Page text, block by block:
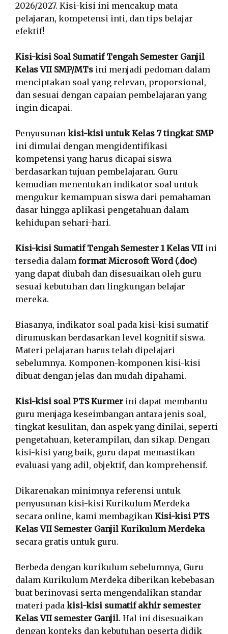
2026/2027. Kisi-kisi ini mencakup mata
pelajaran, kompetensi inti, dan tips belajar
efektif!
Kisi-kisi Soal Sumatif Tengah Semester Ganjil
Kelas VII SMP/MTs ini menjadi pedoman dalam
menciptakan soal yang relevan, proporsional,
dan sesuai dengan capaian pembelajaran yang
ingin dicapai.
Penyusunan kisi-kisi untuk Kelas 7 tingkat SMP
ini dimulai dengan mengidentifikasi
kompetensi yang harus dicapai siswa
berdasarkan tujuan pembelajaran. Guru
kemudian menentukan indikator soal untuk
mengukur kemampuan siswa dari pemahaman
dasar hingga aplikasi pengetahuan dalam
kehidupan sehari-hari.
Kisi-kisi Sumatif Tengah Semester 1 Kelas VII ini
tersedia dalam format Microsoft Word (.doc)
yang dapat diubah dan disesuaikan oleh guru
sesuai kebutuhan dan lingkungan belajar
mereka.
Biasanya, indikator soal pada kisi-kisi sumatif
dirumuskan berdasarkan level kognitif siswa.
Materi pelajaran harus telah dipelajari
sebelumnya. Komponen-komponen kisi-kisi
dibuat dengan jelas dan mudah dipahami.
Kisi-kisi soal PTS Kurmer ini dapat membantu
guru menjaga keseimbangan antara jenis soal,
tingkat kesulitan, dan aspek yang dinilai, seperti
pengetahuan, keterampilan, dan sikap. Dengan
kisi-kisi yang baik, guru dapat memastikan
evaluasi yang adil, objektif, dan komprehensif.
Dikarenakan minimnya referensi untuk
penyusunan kisi-kisi Kurikulum Merdeka
secara online, kami membagikan Kisi-kisi PTS
Kelas VII Semester Ganjil Kurikulum Merdeka
secara gratis untuk guru.
Berbeda dengan kurikulum sebelumnya, Guru
dalam Kurikulum Merdeka diberikan kebebasan
buat berinovasi serta mengendalikan standar
materi pada kisi-kisi sumatif akhir semester
Kelas VII semester Ganjil. Hal ini disesuaikan
dengan konteks dan kebutuhan peserta didik